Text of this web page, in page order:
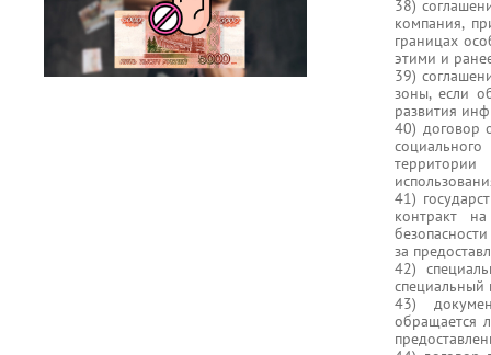
38)
компания,
границах
этими и
39)
зоны, если
развития
40) договор
41)
контракт
за
42)
специальный
43)
обращается